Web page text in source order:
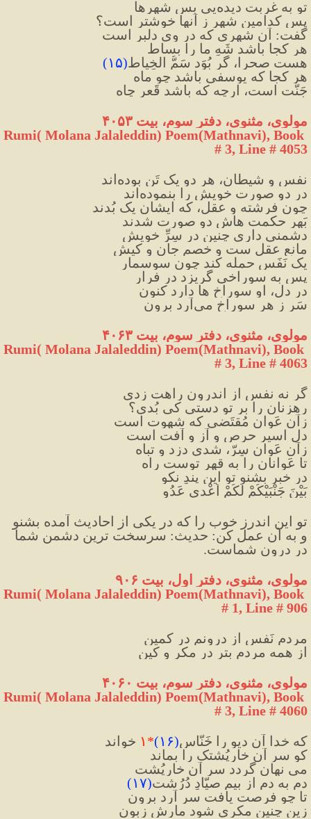
تو به غربت دیده‌یی بس شهرها
پس کدامین شهر ز آنها خوشتر است؟
گفت: آن شهری که در وی دلبر است
هر کجا باشد شَهِ ما را بِساط
هست صحرا، گر بُوَد سَمُّ الخِیاط(۱۵)
هر کجا که یوسفی باشد چو ماه
جَنّت است، ارچه که باشد قَعرِ چاه
مولوی، مثنوی، دفتر سوم، بیت ۴۰۵۳
Rumi( Molana Jalaleddin) Poem(Mathnavi), Book
# 3, Line # 4053
نفس و شیطان، هر دو یک تَن بوده‌اند
در دو صورت خویش را بنموده‌اند
چون فرشته و عقل، که ایشان یک بُدند
بَهرِ حکمت هاش دو صورت شدند
دشمنی داری چنین در سِرِّ خویش
مانعِ عقل ست و خصمِ جان و کیش
یک نَفَس حمله کند چون سوسمار
پس به سوراخی گریزد در فرار
در دل، او سوراخ ها دارد کنون
سَر ز هر سوراخ می‌آرد برون
مولوی، مثنوی، دفتر سوم، بیت ۴۰۶۳
Rumi( Molana Jalaleddin) Poem(Mathnavi), Book
# 3, Line # 4063
گر نه نفس از اندرون راهت زدی
رهزنان را بر تو دستی کی بُدی؟
زآن عَوانِ مُقتَضی که شهوت است
دل اسیرِ حرص و آز و آفت است
زآن عَوانِ سِرّ، شدی دزد و تباه
تا عَوانان را به قهرِ توست راه
در خبر بشنو تو این پندِ نکو
بَیْنَ جَنْبَیْکُمْ لَکُمْ اَعْدی عَدُو
در درون شماست.
مولوی، مثنوی، دفتر اول، بیت ۹۰۶
Rumi( Molana Jalaleddin) Poem(Mathnavi), Book
# 1, Line # 906
مردمِ نَفس از درونم در کمین
از همه مردم بتر در مکر و کین
مولوی، مثنوی، دفتر سوم، بیت ۴۰۶۰
Rumi( Molana Jalaleddin) Poem(Mathnavi), Book
# 3, Line # 4060
که خدا آن دیو را خَنّاس(۱۶) ۱ *
خواند
کو سر آن خارپُشتک را بماند
می نهان گردد سرِ آن خارپُشت
دم ‌به دم از بیمِ صیّادِ دُرُشت
(۱۷)
تا چو فرصت یافت سر آرد برون
زین چنین مکری شود مارش زبون